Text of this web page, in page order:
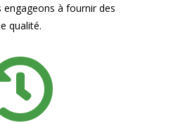
engageons à fournir des
qualité.